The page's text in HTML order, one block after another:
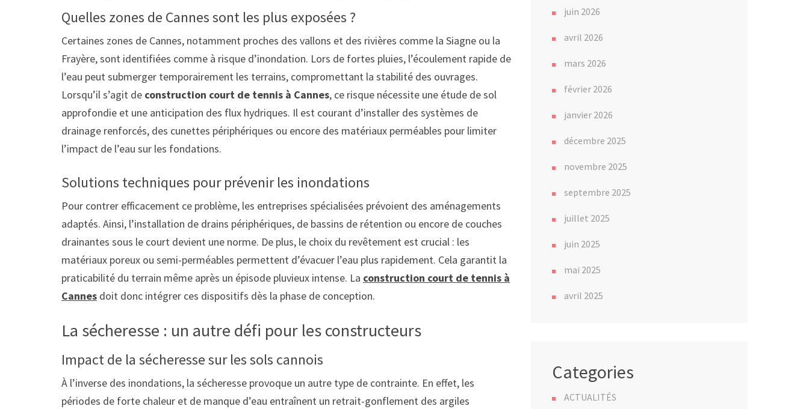
Quelles zones de Cannes sont les plus exposées ?
Certaines zones de Cannes, notamment proches des vallons et des rivières comme la Siagne ou la
Frayère, sont identifiées comme à risque d’inondation. Lors de fortes pluies, l’écoulement rapide de
l’eau peut submerger temporairement les terrains, compromettant la stabilité des ouvrages.
Lorsqu’il s’agit de construction court de tennis à Cannes, ce risque nécessite une étude de sol
approfondie et une anticipation des flux hydriques. Il est courant d’installer des systèmes de
drainage renforcés, des cunettes périphériques ou encore des matériaux perméables pour limiter
l’impact de l’eau sur les fondations.
Solutions techniques pour prévenir les inondations
Pour contrer efficacement ce problème, les entreprises spécialisées prévoient des aménagements
adaptés. Ainsi, l’installation de drains périphériques, de bassins de rétention ou encore de couches
drainantes sous le court devient une norme. De plus, le choix du revêtement est crucial : les
matériaux poreux ou semi-perméables permettent d’évacuer l’eau plus rapidement. Cela garantit la
praticabilité du terrain même après un épisode pluvieux intense. La construction court de tennis à
Cannes doit donc intégrer ces dispositifs dès la phase de conception.
La sécheresse : un autre défi pour les constructeurs
Impact de la sécheresse sur les sols cannois
À l’inverse des inondations, la sécheresse provoque un autre type de contrainte. En effet, les
périodes de forte chaleur et de manque d’eau entraînent un retrait-gonflement des argiles
juin 2026
avril 2026
mars 2026
février 2026
janvier 2026
décembre 2025
novembre 2025
septembre 2025
juillet 2025
juin 2025
mai 2025
avril 2025
Categories
ACTUALITÉS